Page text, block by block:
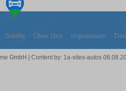
Städte Über Uns Impressum
GmbH | Content by: 1a-sites-autos